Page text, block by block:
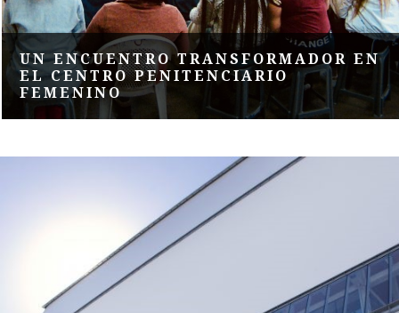
UN ENCUENTRO TRANSFORMADOR EN
EL CENTRO PENITENCIARIO
FEMENINO